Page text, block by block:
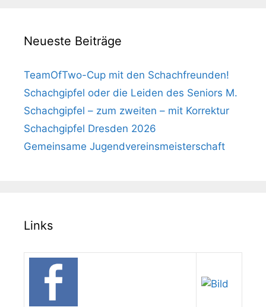
Neueste Beiträge
TeamOfTwo-Cup mit den Schachfreunden!
Schachgipfel oder die Leiden des Seniors M.
Schachgipfel – zum zweiten – mit Korrektur
Schachgipfel Dresden 2026
Gemeinsame Jugendvereinsmeisterschaft
Links